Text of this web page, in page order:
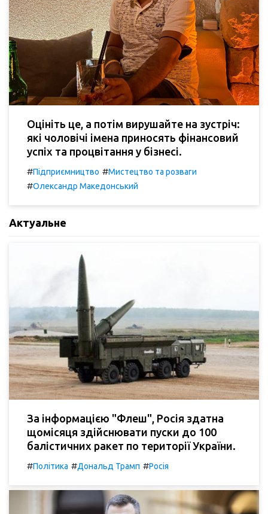
Оцініть це, а потім вирушайте на зустріч:
які чоловічі імена приносять фінансовий
успіх та процвітання у бізнесі.
#Підприємництво #Мистецтво та розваги
#Олександр Македонський
Актуальне
За інформацією "Флеш", Росія здатна
щомісяця здійснювати пуски до 100
балістичних ракет по території України.
#Політика #Дональд Трамп #Росія